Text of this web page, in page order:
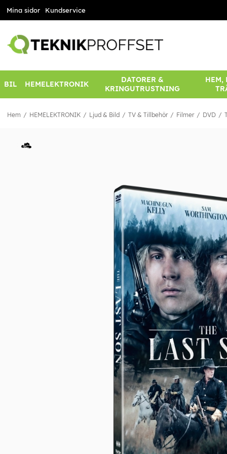
Mina sidor Kundservice
BIL HEMELEKTRONIK
DATORER &
KRINGUTRUSTNING
HEM,
Hem HEMELEKTRONIK Ljud & Bild TV & Tillbehör Filmer DVD